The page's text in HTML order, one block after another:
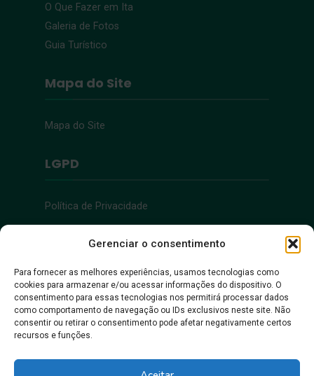
Gerenciar o consentimento
Para fornecer as melhores experiências, usamos tecnologias como
cookies para armazenar e/ou acessar informações do dispositivo. O
consentimento para essas tecnologias nos permitirá processar dados
como comportamento de navegação ou IDs exclusivos neste site. Não
consentir ou retirar o consentimento pode afetar negativamente certos
recursos e funções.
O Que Fazer em Ita
Galeria de Fotos
Guia Turístico
Mapa do Site
Mapa do Site
LGPD
Política de Privacidade
Acessibilidade
Acessibilidade